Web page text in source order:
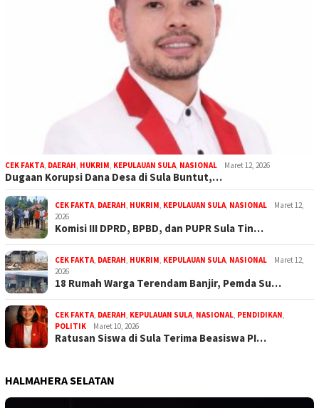
CEK FAKTA, DAERAH, HUKRIM, KEPULAUAN SULA, NASIONAL Maret 12, 2026
Dugaan Korupsi Dana Desa di Sula Buntut,…
CEK FAKTA, DAERAH, HUKRIM, KEPULAUAN SULA, NASIONAL
Maret 12,
2026
Komisi III DPRD, BPBD, dan PUPR Sula Tin…
CEK FAKTA, DAERAH, HUKRIM, KEPULAUAN SULA, NASIONAL
Maret 12,
2026
18 Rumah Warga Terendam Banjir, Pemda Su…
CEK FAKTA, DAERAH, KEPULAUAN SULA, NASIONAL, PENDIDIKAN,
POLITIK
Maret 10, 2026
Ratusan Siswa di Sula Terima Beasiswa PI…
HALMAHERA SELATAN